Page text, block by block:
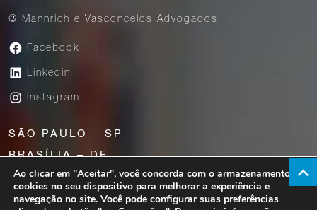
@ Mannrich e Vasconcelos Advogados
Facebook
Linkedin
Instagram
SÃO PAULO – SP
BRASÍLIA – DF
UBERABA – MG
Ao clicar em "Aceitar", você concorda com o armazenamento de
cookies no seu dispositivo para melhorar a experiência e
navegação no site. Você pode configurar suas preferências